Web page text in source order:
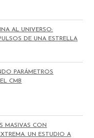
AL UNIVERSO:
DE UNA ESTRELLA
PARÁMETROS
CMB
MASIVAS CON
UN ESTUDIO A